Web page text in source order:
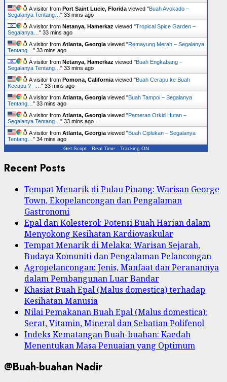
A visitor from Port Saint Lucie, Florida viewed "Buah Avokado –
Segalanya Tentang… " 33 mins ago
A visitor from Netanya, Hamerkaz viewed "Tropical Spice Garden –
Segalanya… " 33 mins ago
A visitor from Atlanta, Georgia viewed "Remayung Merah – Segalanya
Tentang… " 33 mins ago
A visitor from Netanya, Hamerkaz viewed "Buah Engkabang –
Segalanya Tentang… " 33 mins ago
A visitor from Pomona, California viewed "Buah Cerapu ke Buah
Kecupu ? –… " 33 mins ago
A visitor from Atlanta, Georgia viewed "Buah Tampoi – Segalanya
Tentang… " 33 mins ago
A visitor from Atlanta, Georgia viewed "Pameran Orkid Hutan –
Segalanya Tentang… " 33 mins ago
A visitor from Atlanta, Georgia viewed "Buah Ciplukan – Segalanya
Tentang… " 34 mins ago
Get Script Real Time Tracking ON
Recent Posts
Tempat Menarik di Pulau Pinang: Warisan George
Town, Ekopelancongan dan Pengalaman
Gastronomi
Epal dan Kolesterol: Potensi Buah Harian dalam
Menyokong Kesihatan Kardiovaskular
Tempat Menarik di Melaka: Warisan Sejarah,
Budaya Komuniti dan Pengalaman Pelancongan
Agropelancongan: Jenis, Manfaat dan Peranannya
dalam Pembangunan Luar Bandar
Khasiat Buah Epal (Malus domestica) terhadap
Kesihatan Manusia
Nilai Pemakanan Buah Epal (Malus domestica):
Serat, Vitamin, Mineral dan Sebatian Polifenol
Indeks Kematangan Buah-buahan: Kaedah
Menentukan Masa Penuaian yang Optimum
@Buah-buahan Nadir